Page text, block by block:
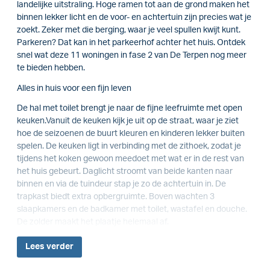
landelijke uitstraling. Hoge ramen tot aan de grond maken het
binnen lekker licht en de voor- en achtertuin zijn precies wat je
zoekt. Zeker met die berging, waar je veel spullen kwijt kunt.
Parkeren? Dat kan in het parkeerhof achter het huis. Ontdek
snel wat deze 11 woningen in fase 2 van De Terpen nog meer
te bieden hebben.
Alles in huis voor een fijn leven
De hal met toilet brengt je naar de fijne leefruimte met open
keuken.Vanuit de keuken kijk je uit op de straat, waar je ziet
hoe de seizoenen de buurt kleuren en kinderen lekker buiten
spelen. De keuken ligt in verbinding met de zithoek, zodat je
tijdens het koken gewoon meedoet met wat er in de rest van
het huis gebeurt. Daglicht stroomt van beide kanten naar
binnen en via de tuindeur stap je zo de achtertuin in. De
trapkast biedt extra opbergruimte. Boven wachten 3
slaapkamers en de badkamer met toilet, wastafel en douche.
Lees verder